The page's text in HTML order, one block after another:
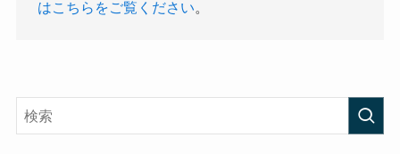
はこちらをご覧ください。